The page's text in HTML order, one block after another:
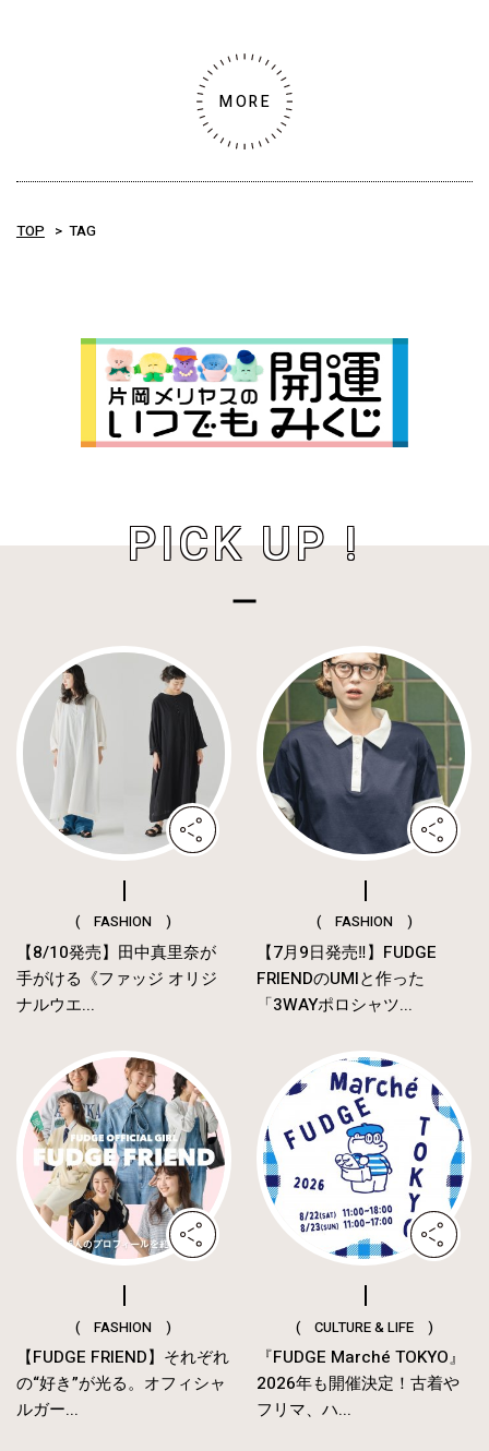
MORE
TOP TAG
PICK UP !
( FASHION )
【8/10発売】田中真里奈が
手がける《ファッジ オリジ
ナルウエ...
( FASHION )
【7月9日発売‼︎】FUDGE
FRIENDのUMIと作った
「3WAYポロシャツ...
( FASHION )
【FUDGE FRIEND】それぞれ
の“好き”が光る。オフィシャ
ルガー...
( CULTURE & LIFE )
『FUDGE Marché TOKYO』
2026年も開催決定！古着や
フリマ、ハ...